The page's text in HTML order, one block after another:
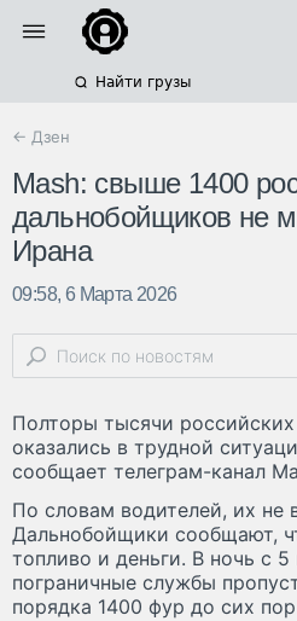
Найти грузы
← Дзен
Mash: свыше 1400
дальнобойщиков не
Ирана
09:58, 6 Марта 2026
Полторы тысячи
оказались в трудной
сообщает телеграм-канал
По словам водителей, их не
Дальнобойщики сообщают,
топливо и деньги. В ночь с 5
пограничные службы
порядка 1400 фур до сих